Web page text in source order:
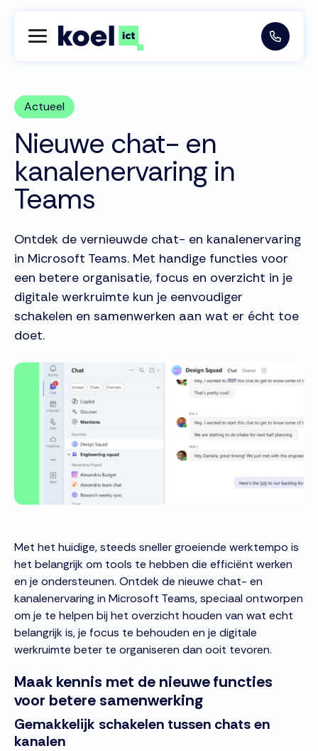
Actueel
Nieuwe chat- en
kanalenervaring in
Teams
Ontdek de vernieuwde chat- en kanalenervaring
in Microsoft Teams. Met handige functies voor
een betere organisatie, focus en overzicht in je
digitale werkruimte kun je eenvoudiger
schakelen en samenwerken aan wat er écht toe
doet.
Met het huidige, steeds sneller groeiende werktempo is
het belangrijk om tools te hebben die efficiënt werken
en je ondersteunen. Ontdek de nieuwe chat- en
kanalenervaring in Microsoft Teams, speciaal ontworpen
om je te helpen bij het overzicht houden van wat echt
belangrijk is, je focus te behouden en je digitale
werkruimte beter te organiseren dan ooit tevoren.
Maak kennis met de nieuwe functies
voor betere samenwerking
Gemakkelijk schakelen tussen chats en
kanalen